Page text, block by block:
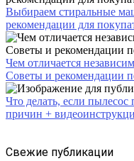
Выбираем стиральные
рекомендации для
Чем отличается
Советы и рекомендации
Что делать, если пылесос
причин +
Свежие публикации